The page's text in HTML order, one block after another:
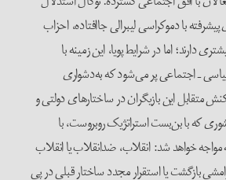
‌با دموکراسی لیبرالی جاافتاده، احزاب
دارند؛ اما در شرایط پویا، این زمینه با
ـ اجتماعی پر می‌شود که به‌دشواری
متقابل این بازیگران در ساختارهای دولتی و
که با بن‌بست استراتژیک روبروست، با
خواهد شد: انقلاب، ضدانقلاب یا انقلاب
بازگشت یا استقرار مجدد ساختار قبلی در پی